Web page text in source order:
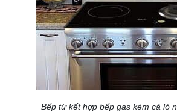
Bếp từ kết hợp bếp gas kèm cả lò